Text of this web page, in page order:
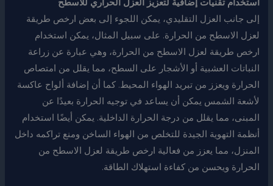
استخدام تقنيات إضافية لتعزيز العزل الحراري للأسطح
إلى جانب العزل التقليدي، يمكن اللجوء إلى بعض ارخص طريقة
لعزل الاسطح من الحرارة. على سبيل المثال، يمكن استخدام
ارخص طريقة لعزل الاسطح من الحرارة، وهي عبارة عن زراعة
النباتات العشبية أو الأشجار على السطح، مما يقلل من امتصاص
الحرارة ويعزز من تبريد الهواء المحيط. كما أن إضافة ألواح عاكسة
لأشعة الشمس يمكن أن يساعد في توجيه الحرارة بعيدًا عن
المبنى، مما يقلل من درجة الحرارة الداخلية. يمكن أيضًا استخدام
أنظمة التهوية الجيدة للتخلص من الهواء الساخن ومنع تراكمه داخل
المنزل، مما يعزز من فعالية ارخص طريقة لعزل الاسطح من
الحرارة ويحسن من كفاءة استهلاك الطاقة.